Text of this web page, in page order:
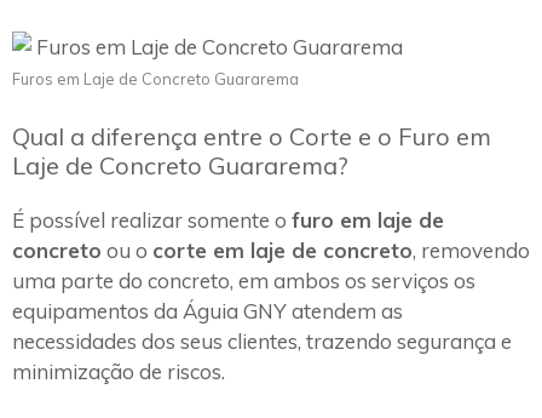
Furos em Laje de Concreto Guararema
Qual a diferença entre o Corte e o Furo em
Laje de Concreto Guararema?
É possível realizar somente o furo em laje de
concreto ou o corte em laje de concreto, removendo
uma parte do concreto, em ambos os serviços os
equipamentos da Águia GNY atendem as
necessidades dos seus clientes, trazendo segurança e
minimização de riscos.